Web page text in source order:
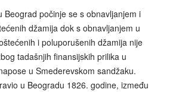
Beograd počinje se s obnavljanjem i
džamija dok s obnavljanjem u
i poluporušenih džamija nije
tadašnjih finansijskih prilika u
u Smederevskom sandžaku.
u Beogradu 1826. godine, između